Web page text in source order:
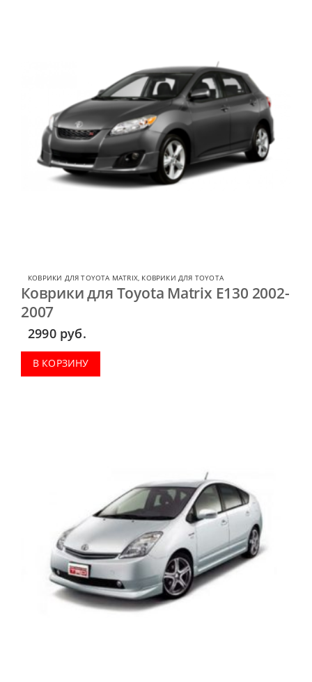
КОВРИКИ ДЛЯ TOYOTA MATRIX, КОВРИКИ ДЛЯ TOYOTA
Коврики для Toyota Matrix E130 2002-
2007
2990 руб.
В КОРЗИНУ